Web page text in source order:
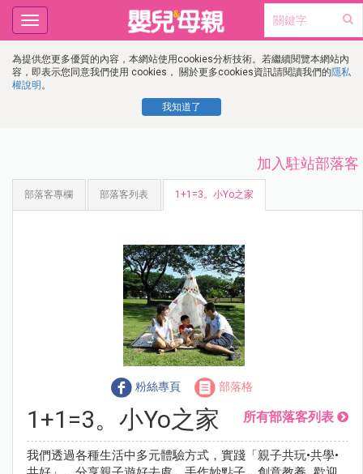
為提供您更多優質的內容，本網站使用cookies分析技術。若繼續閱覽本網站內
容，即表示您同意我們使用 cookies， 關於更多cookies資訊請閱讀我們的隱私
權說明 。
我知道了
Toggle
navigation
加入駐站部落客
部落客專欄 部落客列表 1+1=3。小Yo之家
粉絲專頁 部落格
1+1=3。小Yo之家 所有部落客列表
我們透過各種生活中多元體驗方式，實踐「親子共玩•共學•